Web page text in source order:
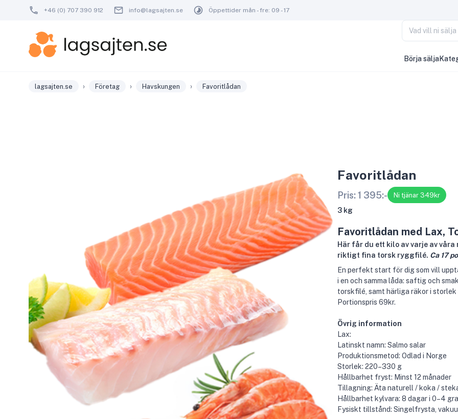
+46 (0) 707 390 912 info@lagsajten.se Öppettider mån - fre: 09 - 17
Vad vill ni
Börja sälja
lagsajten.se › Företag › Havskungen › Favoritlådan
Favoritlådan
Pris: 1 395:- Ni tjänar 349kr
3 kg
Favoritlådan med Lax,
Här får du ett kilo av varje av
riktigt fina torsk ryggfilé. Ca 17
En perfekt start för dig som vill
i en och samma låda: saftig och
torskfilé, samt härliga räkor i
Portionspris 69kr.
Övrig information
Lax:
Latinskt namn: Salmo salar
Produktionsmetod: Odlad i Norge
Storlek: 220–330 g
Hållbarhet fryst: Minst 12 månader
Tillagning: Äta naturell / koka /
Hållbarhet kylvara: 8 dagar i 0–4
Fysiskt tillstånd: Singelfrysta,